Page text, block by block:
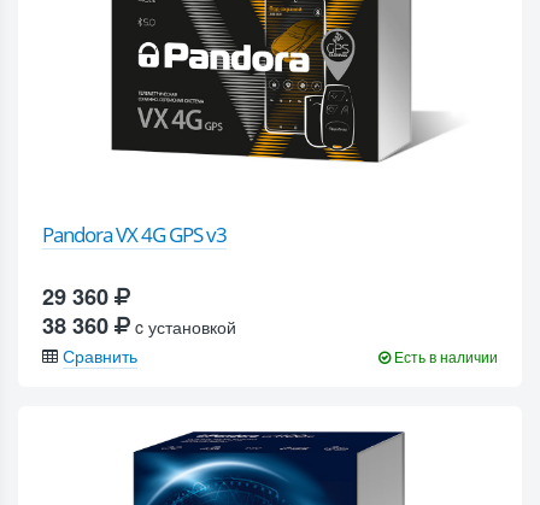
Pandora VX 4G GPS v3
29 360
38 360
c установкой
Сравнить
Есть в наличии